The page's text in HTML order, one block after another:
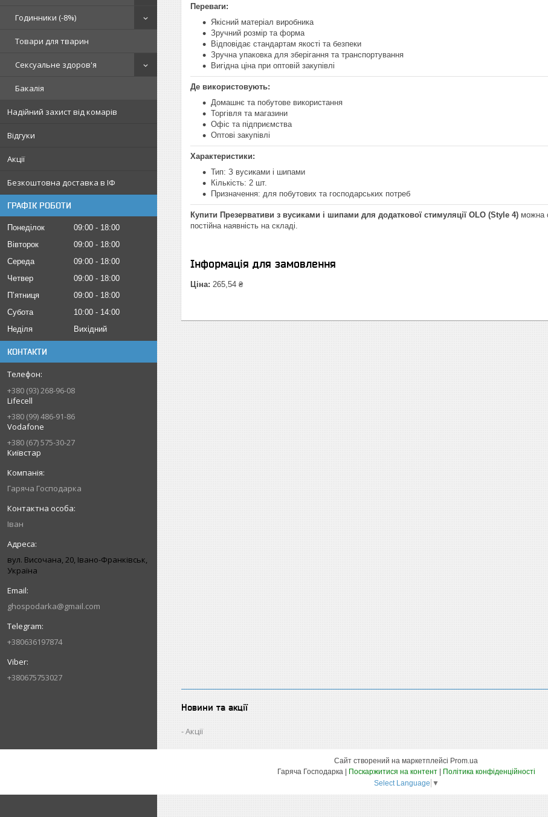
Годинники (-8%)
Товари для тварин
Сексуальне здоров'я
Бакалія
Надійний захист від комарів
Відгуки
Акції
Безкоштовна доставка в ІФ
ГРАФІК РОБОТИ
Понеділок 09:00
18:00
Вівторок
09:00
18:00
Середа
09:00
18:00
Четвер
09:00
18:00
Пʼятниця
09:00
18:00
Субота
10:00
14:00
Неділя
Вихідний
КОНТАКТИ
+380 (93) 268-96-08
Lifecell
+380 (99) 486-91-86
Vodafone
+380 (67) 575-30-27
Київстар
Гаряча Господарка
Іван
вул. Височана, 20, Івано-Франківськ,
Україна
ghospodarka@gmail.com
+380636197874
+380675753027
Переваги:
Якісний матеріал виробника
Зручний розмір та форма
Відповідає стандартам якості та безпеки
Зручна упаковка для зберігання та транспортування
Вигідна ціна при оптовій закупівлі
Де використовують:
Домашнє та побутове використання
Торгівля та магазини
Офіс та підприємства
Оптові закупівлі
Характеристики:
Тип: З вусиками і шипами
Кількість: 2 шт.
Призначення: для побутових та господарських потреб
Купити Презервативи з вусиками і шипами для додаткової стимуляції OLO (Style 4) можна
постійна наявність на складі.
Інформація для замовлення
Ціна: 265,54 ₴
Новини та акції
Акції
Сайт створений на маркетплейсі Prom.ua
Поскаржитися на контент
Політика конфіденційності
Select Language ▼